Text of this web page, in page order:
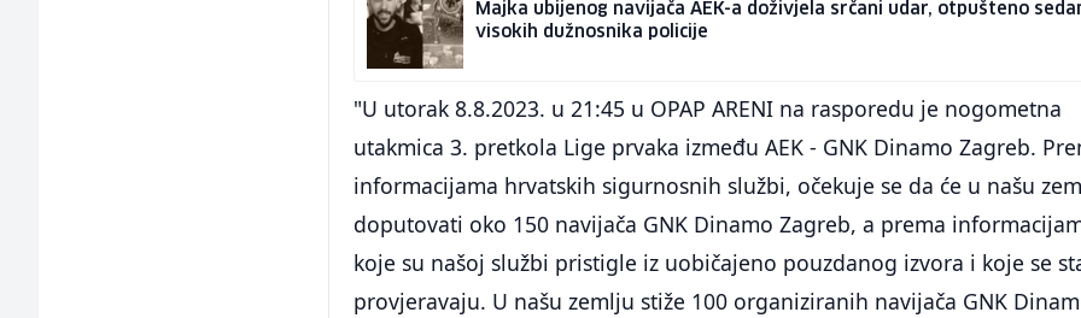
Majka ubijenog navijača AEK-a doživjela srčani udar, otpušteno
visokih dužnosnika policije
"U utorak 8.8.2023. u 21:45 u OPAP ARENI na rasporedu je nogometna
utakmica 3. pretkola Lige prvaka između AEK - GNK Dinamo Zagreb.
informacijama hrvatskih sigurnosnih službi, očekuje se da će u našu
doputovati oko 150 navijača GNK Dinamo Zagreb, a prema
koje su našoj službi pristigle iz uobičajeno pouzdanog izvora i koje se
provjeravaju. U našu zemlju stiže 100 organiziranih navijača GNK